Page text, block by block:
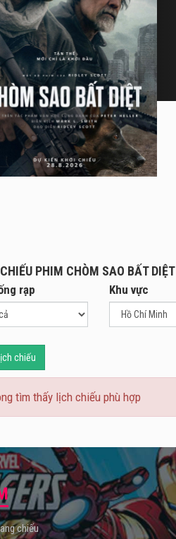
PHIM CHÒM SAO BẤT DIỆT
rạp Khu vực
chiếu
tìm thấy lịch chiếu phù hợp
chiếu